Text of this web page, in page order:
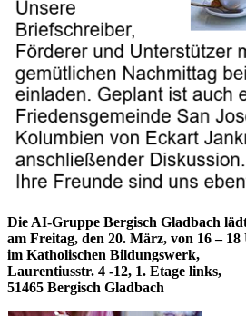
Die AI-Gruppe Bergisch Gladbach
am Freitag, den 20. März, von 16 –
im Katholischen Bildungswerk,
Laurentiusstr. 4 -12, 1. Etage links,
51465 Bergisch Gladbach